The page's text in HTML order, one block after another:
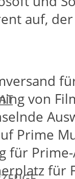
auf,
von
Prime
für
für